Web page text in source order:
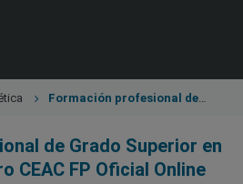
de Grado Superior en
CEAC FP Oficial Online